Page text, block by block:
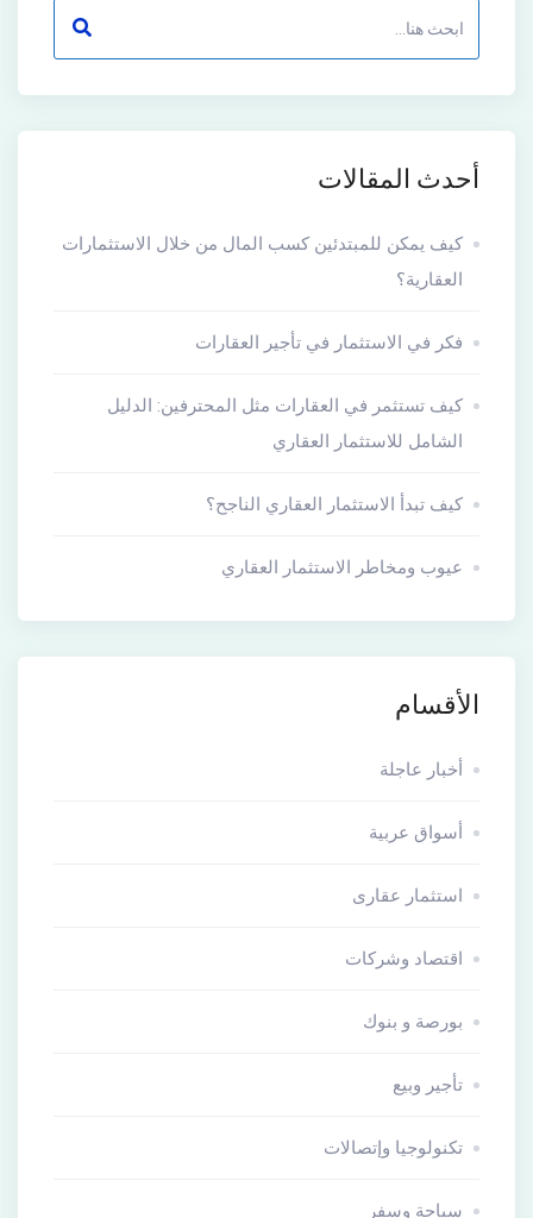
أحدث المقالات
كيف يمكن للمبتدئين كسب المال من خلال الاستثمارات
العقارية؟
فكر في الاستثمار في تأجير العقارات
كيف تستثمر في العقارات مثل المحترفين: الدليل
الشامل للاستثمار العقاري
كيف تبدأ الاستثمار العقاري الناجح؟
عيوب ومخاطر الاستثمار العقاري
الأقسام
أخبار عاجلة
أسواق عربية
استثمار عقارى
اقتصاد وشركات
بورصة و بنوك
تأجير وبيع
تكنولوجيا وإتصالات
سياحة وسفر